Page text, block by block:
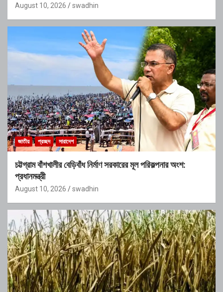
August 10, 2026 swadhin
জাতীয় প্রচ্ছদ সারাদেশ
চট্টগ্রাম বাঁশখালীর বেড়িবাঁধ নির্মাণ সরকারের মূল পরিকল্পনার অংশ:
প্রধানমন্ত্রী
August 10, 2026 swadhin